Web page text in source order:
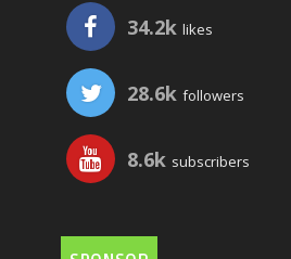
34.2k likes
28.6k followers
8.6k subscribers